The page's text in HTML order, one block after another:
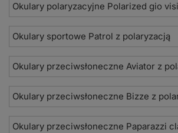
Okulary polaryzacyjne Polarized gio
Okulary sportowe Patrol z polaryzacją
Okulary przeciwsłoneczne Aviator z
Okulary przeciwsłoneczne Bizze z
Okulary przeciwsłoneczne Paparazzi